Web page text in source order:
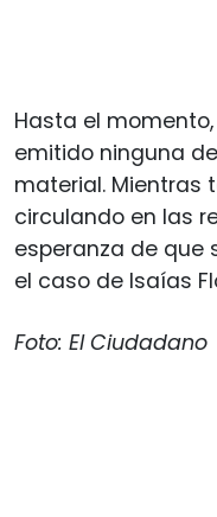
Hasta el
emitido ninguna
material. Mientras
circulando en las
esperanza de que
el caso de Isaías
Foto: El Ciudadano